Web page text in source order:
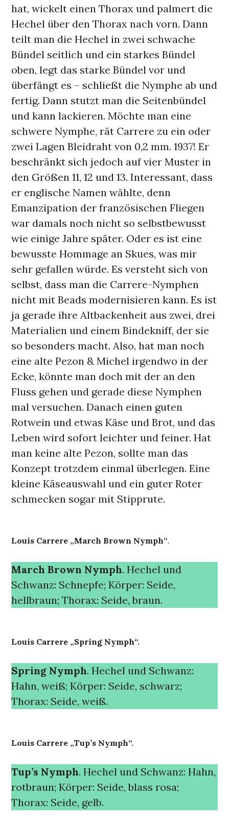
hat, wickelt einen Thorax und palmert die
Hechel über den Thorax nach vorn. Dann
teilt man die Hechel in zwei schwache
Bündel seitlich und ein starkes Bündel
oben, legt das starke Bündel vor und
überfängt es – schließt die Nymphe ab und
fertig. Dann stutzt man die Seitenbündel
und kann lackieren. Möchte man eine
schwere Nymphe, rät Carrere zu ein oder
zwei Lagen Bleidraht von 0,2 mm. 1937! Er
beschränkt sich jedoch auf vier Muster in
den Größen 11, 12 und 13. Interessant, dass
er englische Namen wählte, denn
Emanzipation der französischen Fliegen
war damals noch nicht so selbstbewusst
wie einige Jahre später. Oder es ist eine
bewusste Hommage an Skues, was mir
sehr gefallen würde. Es versteht sich von
selbst, dass man die Carrere-Nymphen
nicht mit Beads modernisieren kann. Es ist
ja gerade ihre Altbackenheit aus zwei, drei
Materialien und einem Bindekniff, der sie
so besonders macht. Also, hat man noch
eine alte Pezon & Michel irgendwo in der
Ecke, könnte man doch mit der an den
Fluss gehen und gerade diese Nymphen
mal versuchen. Danach einen guten
Rotwein und etwas Käse und Brot, und das
Leben wird sofort leichter und feiner. Hat
man keine alte Pezon, sollte man das
Konzept trotzdem einmal überlegen. Eine
kleine Käseauswahl und ein guter Roter
schmecken sogar mit Stipprute.
Louis Carrere „March Brown Nymph“.
March Brown Nymph. Hechel und
Schwanz: Schnepfe; Körper: Seide,
hellbraun; Thorax: Seide, braun.
Louis Carrere „Spring Nymph“.
Spring Nymph. Hechel und Schwanz:
Hahn, weiß; Körper: Seide, schwarz;
Thorax: Seide, weiß.
Louis Carrere „Tup’s Nymph“.
Tup’s Nymph. Hechel und Schwanz: Hahn,
rotbraun; Körper: Seide, blass rosa;
Thorax: Seide, gelb.